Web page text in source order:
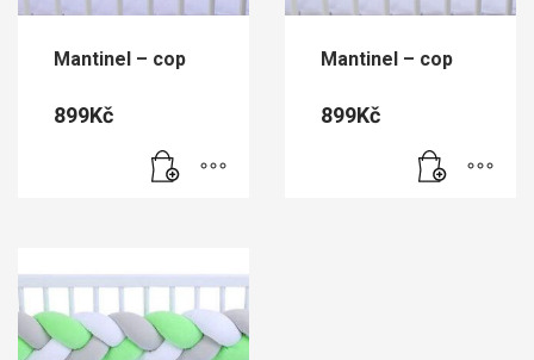
Mantinel – cop
899Kč
Mantinel – cop
899Kč